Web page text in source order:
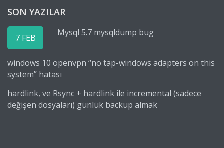
SON YAZILAR
7 FEB Mysql 5.7 mysqldump bug
windows 10 openvpn “no tap-windows adapters on this
system” hatası
hardlink, ve Rsync + hardlink ile incremental (sadece
değişen dosyaları) günlük backup almak